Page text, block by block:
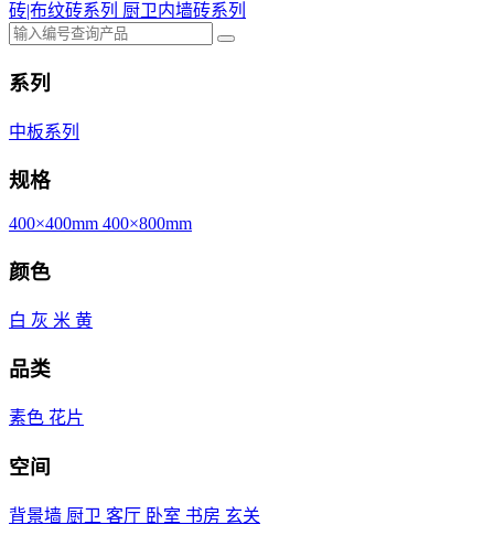
砖|布纹砖系列 厨卫内墙砖系列
系列
中板系列
规格
400×400mm 400×800mm
颜色
白 灰 米 黄
品类
素色 花片
空间
背景墙 厨卫 客厅 卧室 书房 玄关